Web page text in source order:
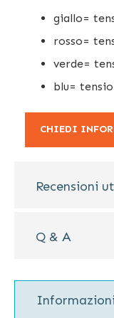
giallo=
rosso=
verde=
blu=
CHIEDI
Recensioni
Q & A